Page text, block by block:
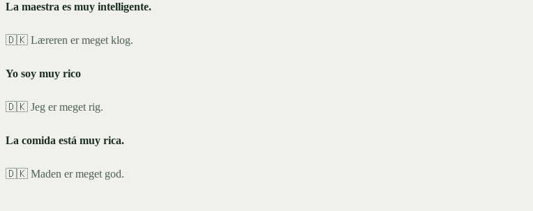
La maestra es muy intelligente.
🇩🇰 Læreren er meget klog.
Yo soy muy rico
🇩🇰 Jeg er meget rig.
La comida está muy rica.
🇩🇰 Maden er meget god.